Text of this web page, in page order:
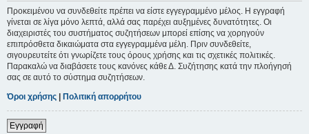
Προκειμένου να συνδεθείτε πρέπει να είστε εγγεγραμμένο μέλος. Η εγγραφή
γίνεται σε λίγα μόνο λεπτά, αλλά σας παρέχει αυξημένες δυνατότητες. Οι
διαχειριστές του συστήματος συζητήσεων μπορεί επίσης να χορηγούν
επιπρόσθετα δικαιώματα στα εγγεγραμμένα μέλη. Πριν συνδεθείτε,
σιγουρευτείτε ότι γνωρίζετε τους όρους χρήσης και τις σχετικές πολιτικές.
Παρακαλώ να διαβάσετε τους κανόνες κάθε Δ. Συζήτησης κατά την πλοήγησή
σας σε αυτό το σύστημα συζητήσεων.
Όροι χρήσης | Πολιτική απορρήτου
Εγγραφή